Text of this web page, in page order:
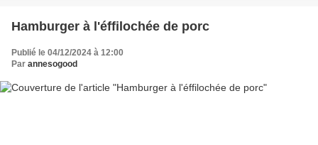
Hamburger à l'éffilochée de porc
Publié le 04/12/2024 à 12:00
Par annesogood